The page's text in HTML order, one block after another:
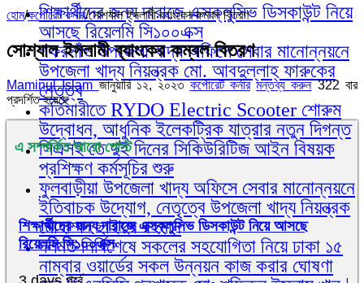
শিক্ষার্থীদের জন্য দারাজে এক্সক্লুসিভ ডিসকাউন্ট নিয়ে
আসছে রিয়েলমি সি১০০এক্স
গফরগাঁও উপজেলা খাদ্য অফিসে সেবার মানোন্নয়নে
উপজেলা খাদ্য নিয়ন্ত্রক মো. আবদুল্লাহ্ ফারুকের
নেতৃত্ব
কর্তিমারীতে RYDO Electric Scooter শোরুম
উদ্বোধন, আধুনিক ইলেকট্রিক যাত্রার নতুন দিগন্ত
সিএসই তে দুই দিনের সিকিউরিটিজ আইন বিষয়ক
প্রশিক্ষণ কর্মসূচির শুরু
ফুলবাড়ীয়া উপজেলা খাদ্য অফিসে সেবার মানোন্নয়নে
ইতিবাচক উদ্যোগ, নেতৃত্বে উপজেলা খাদ্য নিয়ন্ত্রক
মোহাম্মদ ছাইদুর রহমান
দলমত নির্বিশেষে সকলের সহযোগিতা নিয়ে ঢাকা ১৫
নাম্বার ওয়ার্ডের সকল উন্নয়ন কাজ করার ঘোষণা
হোম/কর্পোরেট কর্নার/সোশ্যাল ইসলামী ব্যাংকের কম্বল বিতরণ
সোশ্যাল ইসলামী ব্যাংকের কম্বল বিতরণ
Maminul Islamজানুয়ারি ১২, ২০২৩ কর্পোরেট কর্নার মন্তব্য করুন 322 বার
প্রদর্শিত হয়েছে
এ সম্পর্কিত আরো পোস্ট
শিক্ষার্থীদের জন্য দারাজে এক্সক্লুসিভ ডিসকাউন্ট নিয়ে আসছে
রিয়েলমি সি১০০এক্স